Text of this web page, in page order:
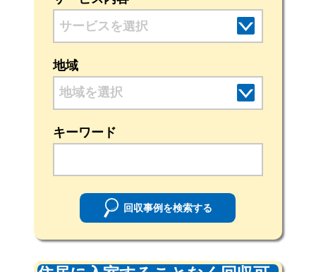
地域
地域を選択
キーワード
回収事例を検索する